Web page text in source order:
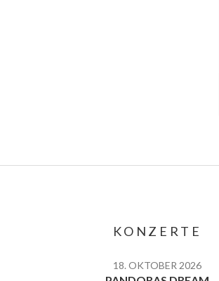
KONZERTE
18. OKTOBER 2026